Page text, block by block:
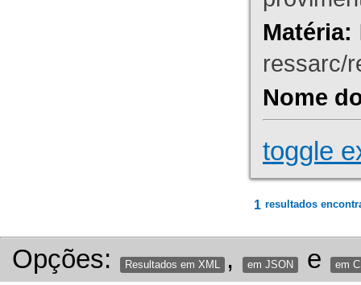
Matéria:
ressarc/
Nome
toggle
1 resultados
Opções: Resultados em XML , em JSON e em